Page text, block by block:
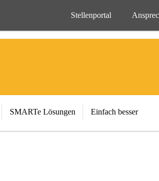
Stellenportal
SMARTe Lösungen Einfach besser